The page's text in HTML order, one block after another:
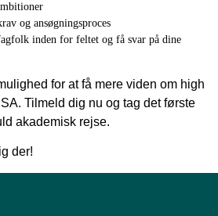
og ansøgningsproces
inden for feltet og få svar på dine
for at få mere viden om high
Tilmeld dig nu og tag det første
akademisk rejse.
der!